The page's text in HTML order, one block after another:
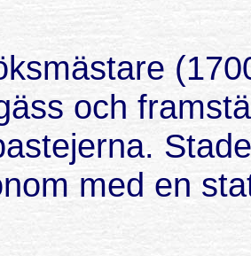
och
med en